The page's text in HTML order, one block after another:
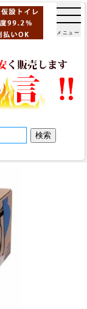
メニュー